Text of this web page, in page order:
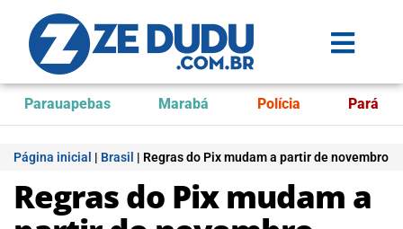
Parauapebas Marabá Polícia Pará
Página inicial | Brasil | Regras do Pix mudam a partir de novembro
Regras do Pix mudam a